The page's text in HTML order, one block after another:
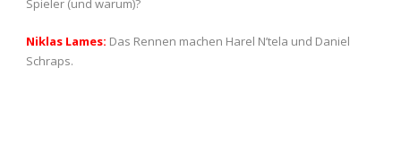
Spieler (und warum)?
Niklas Lames: Das Rennen machen Harel N’tela und Daniel
Schraps.